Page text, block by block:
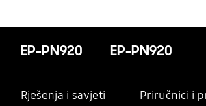
EP-PN920 EP-PN920
Rješenja i savjeti Priručnici i